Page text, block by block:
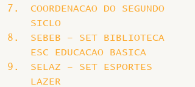
COORDENACAO DO SEGUNDO
SICLO
SEBEB – SET BIBLIOTECA
ESC EDUCACAO BASICA
SELAZ – SET ESPORTES
LAZER